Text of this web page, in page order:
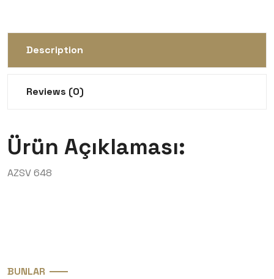
Description
Reviews (0)
Ürün Açıklaması:
AZSV 648
BUNLAR